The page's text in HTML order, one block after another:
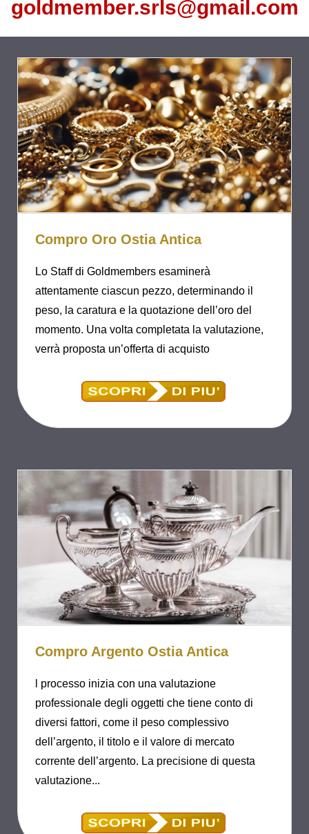
goldmember.srls@gmail.com
Compro Oro Ostia Antica
Lo Staff di Goldmembers esaminerà
attentamente ciascun pezzo, determinando il
peso, la caratura e la quotazione dell’oro del
momento. Una volta completata la valutazione,
verrà proposta un’offerta di acquisto
Compro Argento Ostia Antica
l processo inizia con una valutazione
professionale degli oggetti che tiene conto di
diversi fattori, come il peso complessivo
dell’argento, il titolo e il valore di mercato
corrente dell’argento. La precisione di questa
valutazione...